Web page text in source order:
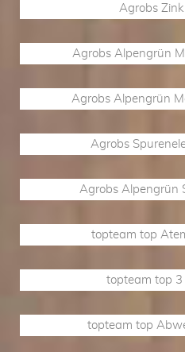
Agrobs
Agrobs Alpengrün
Agrobs Alpengrün
Agrobs
Agrobs Alpengrün
topteam top
topteam top
topteam top